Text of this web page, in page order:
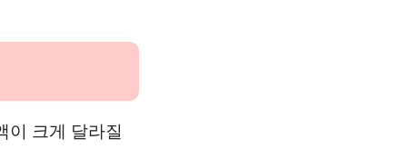
이 크게 달라질